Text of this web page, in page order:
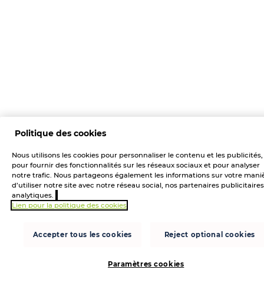
Politique des cookies
Nous utilisons les cookies pour personnaliser le contenu et les publicités,
pour fournir des fonctionnalités sur les réseaux sociaux et pour analyser
notre trafic. Nous partageons également les informations sur votre
d’utiliser notre site avec notre réseau social, nos partenaires
analytiques.
Lien pour la politique des cookies
Accepter tous les cookies Reject optional cookies
Paramètres cookies